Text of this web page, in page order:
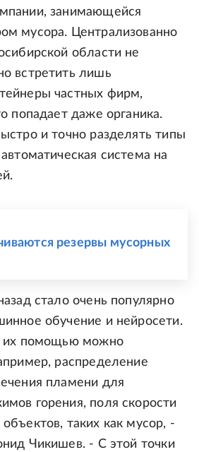
занимающейся
мусора. Централизованно
области не
встретить лишь
частных фирм,
попадает даже органика.
и точно разделять типы
система на
резервы мусорных
стало очень популярно
обучение и нейросети.
их помощью можно
распределение
пламени для
горения, поля скорости
таких как мусор, -
Чикишев. - С этой точки